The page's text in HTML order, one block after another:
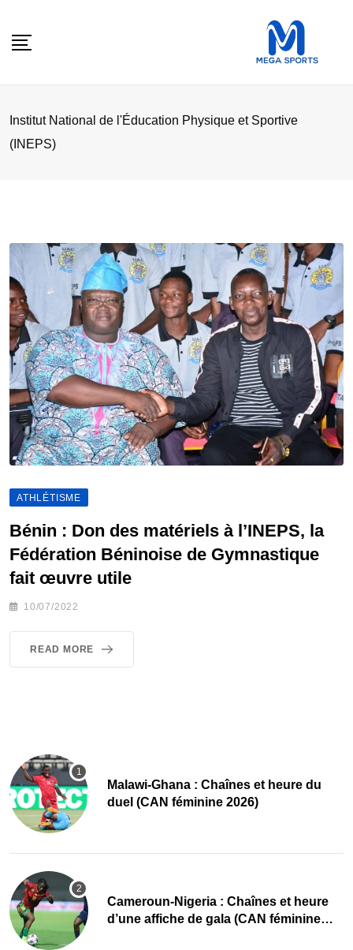
Institut National de l'Éducation Physique et Sportive
(INEPS)
ATHLÉTISME
Bénin : Don des matériels à l’INEPS, la
Fédération Béninoise de Gymnastique
fait œuvre utile
10/07/2022
READ MORE
Malawi-Ghana : Chaînes et heure du
duel (CAN féminine 2026)
Cameroun-Nigeria : Chaînes et heure
d’une affiche de gala (CAN féminine